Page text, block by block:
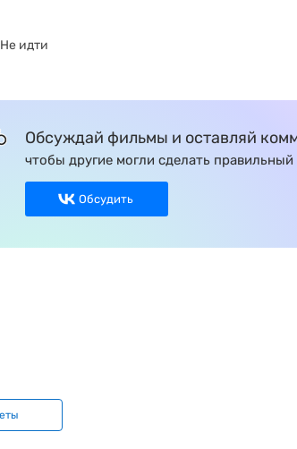
Не идти
Обсуждай фильмы и оставляй
чтобы другие могли сделать
Обсудить